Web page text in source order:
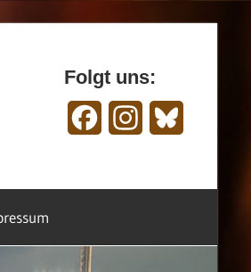
Folgt uns:
FacebookInstagram